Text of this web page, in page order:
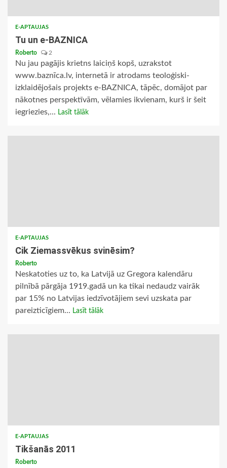
E-APTAUJAS
Tu un e-BAZNICA
Roberto 2
Nu jau pagājis krietns laiciņš kopš, uzrakstot
www.baznīca.lv, internetā ir atrodams teoloģiski-
izklaidējošais projekts e-BAZNICA, tāpēc, domājot par
nākotnes perspektīvām, vēlamies ikvienam, kurš ir šeit
iegriezies,... Lasīt tālāk
E-APTAUJAS
Cik Ziemassvēkus svinēsim?
Roberto
Neskatoties uz to, ka Latvijā uz Gregora kalendāru
pilnībā pārgāja 1919.gadā un ka tikai nedaudz vairāk
par 15% no Latvijas iedzīvotājiem sevi uzskata par
pareizticīgiem... Lasīt tālāk
E-APTAUJAS
Tikšanās 2011
Roberto